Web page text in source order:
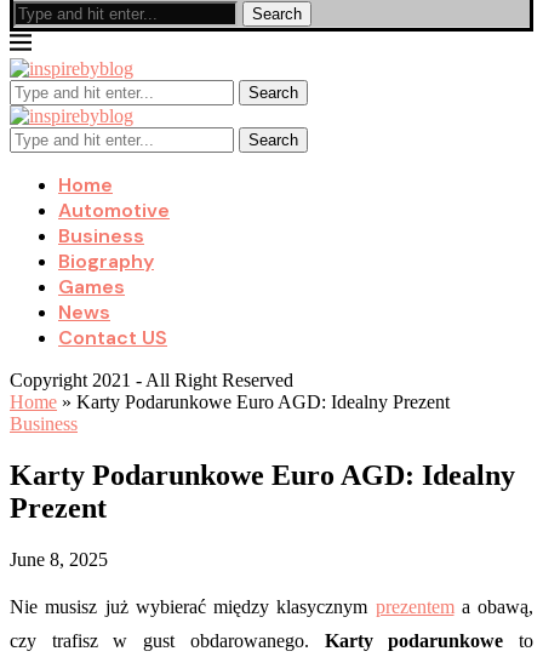
Search
Search
Search
Home
Automotive
Business
Biography
Games
News
Contact US
Copyright 2021 - All Right Reserved
Home » Karty Podarunkowe Euro AGD: Idealny Prezent
Business
Karty Podarunkowe Euro AGD: Idealny
Prezent
June 8, 2025
Nie musisz już wybierać między klasycznym prezentema obawą,
czy trafisz w gust obdarowanego. Karty podarunkowe to